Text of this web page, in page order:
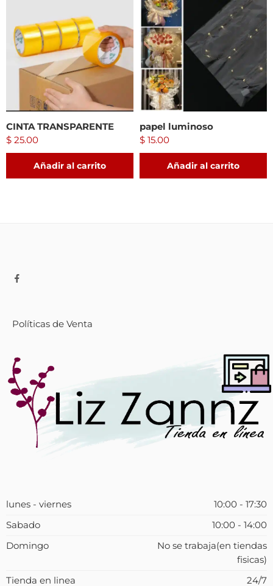
CINTA TRANSPARENTE
$ 25.00
Añadir al carrito
papel luminoso
$ 15.00
Añadir al carrito
Políticas de Venta
lunes - viernes
10:00 - 17:30
Sabado
10:00 - 14:00
Domingo
No se trabaja(en tiendas
fisicas)
Tienda en linea
24/7